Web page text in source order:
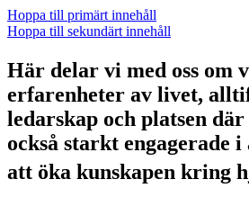
Hoppa till primärt innehåll
Hoppa till sekundärt innehåll
Här delar vi med oss om
erfarenheter av livet,
ledarskap och platsen
också starkt engagerade
att öka kunskapen kring